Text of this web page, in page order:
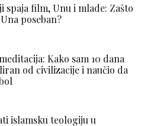
spaja film, Unu i mlade: Zašto
poseban?
Kako sam 10 dana
od civilizacije i naučio da
islamsku teologiju u